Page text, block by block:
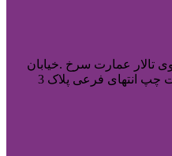
تالار عمارت سرخ .خیابان
انتهای فرعی پلاک 3